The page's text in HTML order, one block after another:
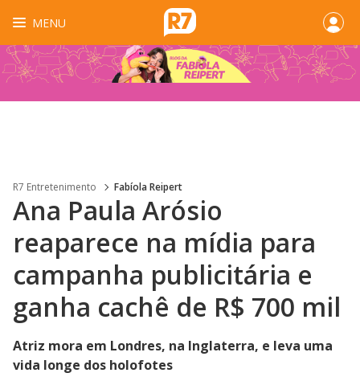
MENU
R7 Entretenimento Fabíola Reipert
Ana Paula Arósio
reaparece na mídia para
campanha publicitária e
ganha cachê de R$ 700 mil
Atriz mora em Londres, na Inglaterra, e leva uma
vida longe dos holofotes